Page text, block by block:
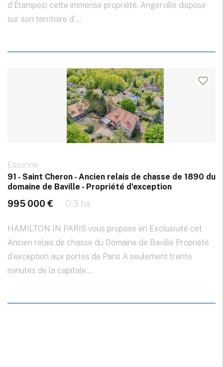
d'Étampes) cette immense propriété. Angerville dispose
sur son territoire d'...
Essonne
91 - Saint Cheron - Ancien relais de chasse de 1890 du
domaine de Baville - Propriété d'exception
995 000 € 0.3 ha
HAMILTON IN PARIS vous propose en Exclusivité cet
Ancien relais de chasse du Domaine de Baville Propriété
d'exception aux portes de Paris A seulement trente
minutes de la capitale,...